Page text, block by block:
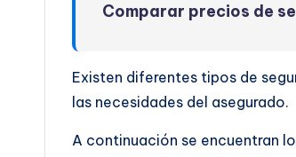
Comparar precios de
Existen diferentes tipos de
las necesidades del asegurado.
A continuación se encuentran